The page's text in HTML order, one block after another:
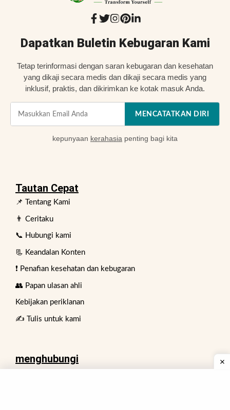
Dapatkan Buletin Kebugaran Kami
Tetap terinformasi dengan saran kebugaran dan kesehatan
yang dikaji secara medis dan dikaji secara medis yang
inklusif, praktis, dan dikirimkan ke kotak masuk Anda.
MENCATATKAN DIRI
kepunyaan kerahasia penting bagi kita
Tautan Cepat
📌 Tentang Kami
👨 Ceritaku
📞 Hubungi kami
📃 Keandalan Konten
❗ Penafian kesehatan dan kebugaran
👥 Papan ulasan ahli
Kebijakan periklanan
✍️ Tulis untuk kami
menghubungi